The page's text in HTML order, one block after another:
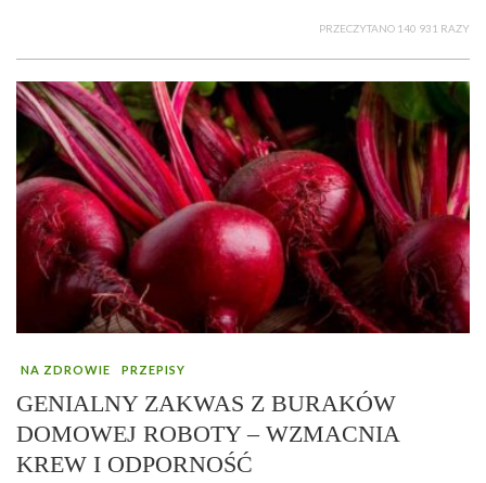
PRZECZYTANO 140 931 RAZY
NA ZDROWIE PRZEPISY
GENIALNY ZAKWAS Z BURAKÓW
DOMOWEJ ROBOTY – WZMACNIA
KREW I ODPORNOŚĆ